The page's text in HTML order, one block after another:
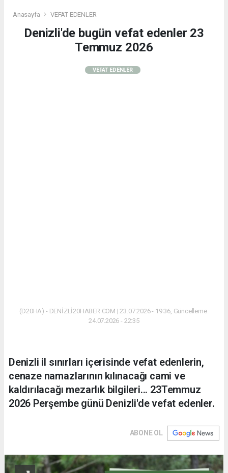
Anasayfa VEFAT EDENLER
Denizli'de bugün vefat edenler 23
Temmuz 2026
VEFAT EDENLER
(D20HA) - DENİZLİ20HABER.COM | 23.07.2026 - 19:36, Güncelleme:
24.07.2026 - 22:35
Denizli il sınırları içerisinde vefat edenlerin,
cenaze namazlarının kılınacağı cami ve
kaldırılacağı mezarlık bilgileri... 23Temmuz
2026 Perşembe günü Denizli'de vefat edenler.
ABONE OL